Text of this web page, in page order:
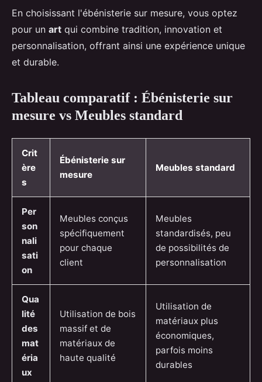
En choisissant l'ébénisterie sur mesure, vous optez
pour un art qui combine tradition, innovation et
personnalisation, offrant ainsi une expérience unique
et durable.
Tableau comparatif : Ébénisterie sur
mesure vs Meubles standard
Crit
ère
s
Ébénisterie sur
mesure
Meubles standard
Per
son
nali
sati
on
Meubles conçus
spécifiquement
pour chaque
client
Meubles
standardisés, peu
de possibilités de
personnalisation
Qua
lité
des
mat
éria
ux
Utilisation de bois
massif et de
matériaux de
haute qualité
Utilisation de
matériaux plus
économiques,
parfois moins
durables